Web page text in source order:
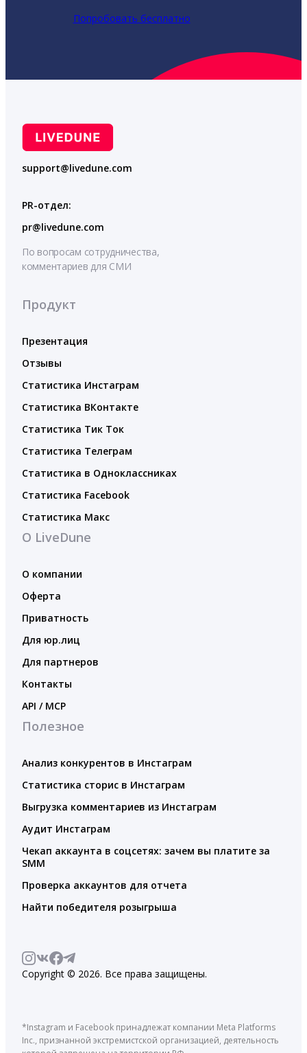
Попробовать бесплатно
support@livedune.com
PR-отдел:
pr@livedune.com
По вопросам сотрудничества,
комментариев для СМИ
Продукт
Презентация
Отзывы
Статистика Инстаграм
Статистика ВКонтакте
Статистика Тик Ток
Статистика Телеграм
Статистика в Одноклассниках
Статистика Facebook
Статистика Макс
О LiveDune
О компании
Оферта
Приватность
Для юр.лиц
Для партнеров
Контакты
API / MCP
Полезное
Анализ конкурентов в Инстаграм
Статистика сторис в Инстаграм
Выгрузка комментариев из Инстаграм
Аудит Инстаграм
Чекап аккаунта в соцсетях: зачем вы платите за
SMM
Проверка аккаунтов для отчета
Найти победителя розыгрыша
Copyright © 2026. Все права защищены.
*Instagram и Facebook принадлежат компании Meta Platforms
Inc., признанной экстремистской организацией, деятельность